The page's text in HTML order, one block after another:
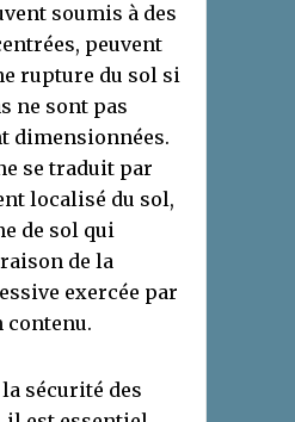
soumis à des
peuvent
rupture du sol si
ne sont pas
dimensionnées.
se traduit par
localisé du sol,
de sol qui
de la
exercée par
contenu.
sécurité des